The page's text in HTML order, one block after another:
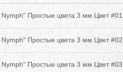
Простые цвета 3 мм Цвет #01
Простые цвета 3 мм Цвет #02
Простые цвета 3 мм Цвет #03